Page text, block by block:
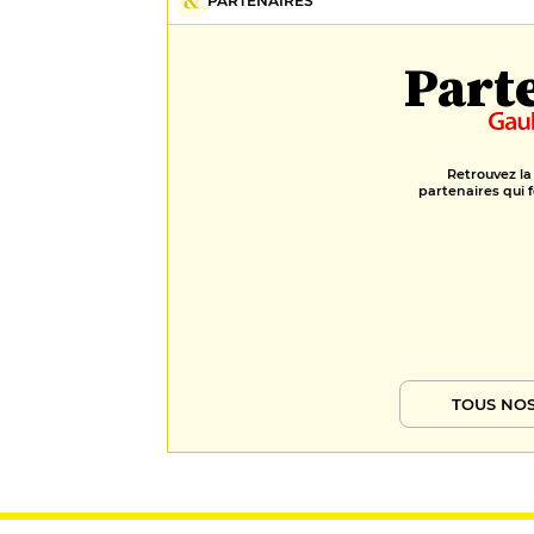
Retrouvez
partenaires qui
TOUS